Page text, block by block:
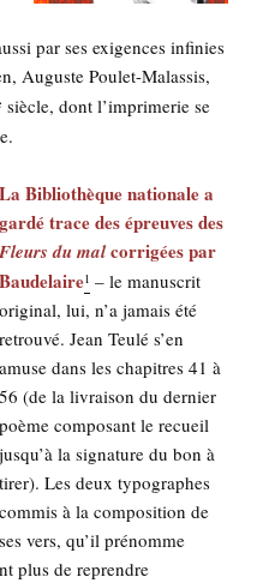
par ses exi­gences infi­nies
Auguste Pou­let-Malas­sis,
siècle, dont l’imprimerie se
La Biblio­thèque natio­nale a
gar­dé trace des épreuves des
Fleurs du malcor­ri­gées par
Bau­de­laire1 – le manus­crit
ori­gi­nal, lui, n’a jamais été
retrou­vé. Jean Teu­lé s’en
amuse dans les cha­pitres 41 à
56 (de la livrai­son du der­nier
poème com­po­sant le recueil
jus­qu’à la signa­ture du bon à
tirer). Les deux typo­graphes
com­mis à la com­po­si­tion de
ses vers, qu’il pré­nomme
plus de reprendre